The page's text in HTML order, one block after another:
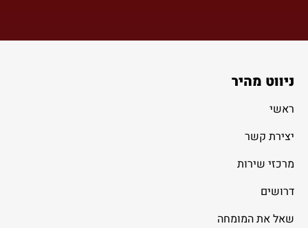
ניווט מהיר
ראשי
יצירת קשר
מרכזי שירות
דרושים
שאל את המומחה